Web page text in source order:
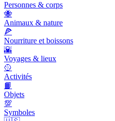
Personnes & corps
🐝
Animaux & nature
🍕
Nourriture et boissons
🌇
Voyages & lieux
🥎
Activités
📙
Objets
💯
Symboles